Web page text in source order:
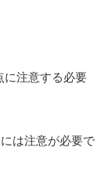
に注意する必要
は注意が必要で